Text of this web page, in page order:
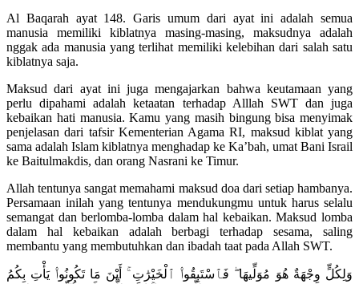
Al Baqarah ayat 148. Garis umum dari ayat ini adalah semua
manusia memiliki kiblatnya masing-masing, maksudnya adalah
nggak ada manusia yang terlihat memiliki kelebihan dari salah satu
kiblatnya saja.
Maksud dari ayat ini juga mengajarkan bahwa keutamaan yang
perlu dipahami adalah ketaatan terhadap Alllah SWT dan juga
kebaikan hati manusia. Kamu yang masih bingung bisa menyimak
penjelasan dari tafsir Kementerian Agama RI, maksud kiblat yang
sama adalah Islam kiblatnya menghadap ke Ka’bah, umat Bani Israil
ke Baitulmakdis, dan orang Nasrani ke Timur.
Allah tentunya sangat memahami maksud doa dari setiap hambanya.
Persamaan inilah yang tentunya mendukungmu untuk harus selalu
semangat dan berlomba-lomba dalam hal kebaikan. Maksud lomba
dalam hal kebaikan adalah berbagi terhadap sesama, saling
membantu yang membutuhkan dan ibadah taat pada Allah SWT.
وَلِكُلٍّ وِجْهَةٌ هُوَ مُوَلِّيهَا ۖ فَٱسْتَبِقُوا۟ ٱلْخَيْرَٰتِ ۚ أَيْنَ مَا تَكُونُوا۟ يَأْتِ بِكُمُ